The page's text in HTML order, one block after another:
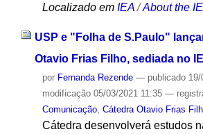
Localizado em IEA /About the
USP e "Folha de S.Paulo"
Otavio Frias Filho, sediada no
por Fernanda Rezende — publicado19/
modificação05/03/2021 11:35 —
Comunicação, Cátedra Otavio Frias
Cátedra desenvolverá estudos